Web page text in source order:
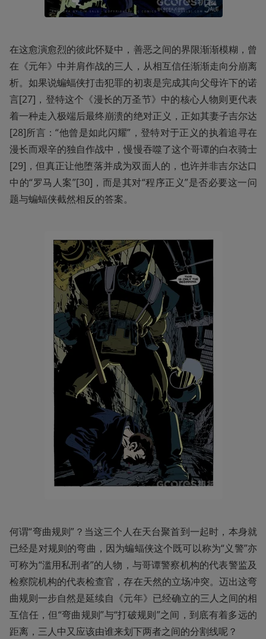
在这愈演愈烈的彼此怀疑中，善恶之间的界限渐渐模糊，曾
在《元年》中并肩作战的三人，从相互信任渐渐走向分崩离
析。如果说蝙蝠侠打击犯罪的初衷是完成其向父母许下的诺
言[27]，登特这个《漫长的万圣节》中的核心人物则更代表
着一种走入极端后最终崩溃的绝对正义，正如其妻子吉尔达
[28]所言：“他曾是如此闪耀”，登特对于正义的执着追寻在
漫长而艰辛的独自作战中，慢慢吞噬了这个哥谭的白衣骑士
[29]，但真正让他堕落并成为双面人的，也许并非吉尔达口
中的“罗马人案”[30]，而是其对“程序正义”是否必要这一问
题与蝙蝠侠截然相反的答案。
何谓“弯曲规则”？当这三个人在天台聚首到一起时，本身就
已经是对规则的弯曲，因为蝙蝠侠这个既可以称为“义警”亦
可称为“滥用私刑者”的人物，与哥谭警察机构的代表警监及
检察院机构的代表检查官，存在天然的立场冲突。迈出这弯
曲规则一步自然是延续自《元年》已经确立的三人之间的相
互信任，但“弯曲规则”与“打破规则”之间，到底有着多远的
距离，三人中又应该由谁来划下两者之间的分割线呢？